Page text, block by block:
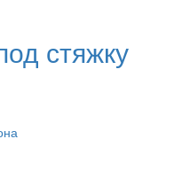
стяжку